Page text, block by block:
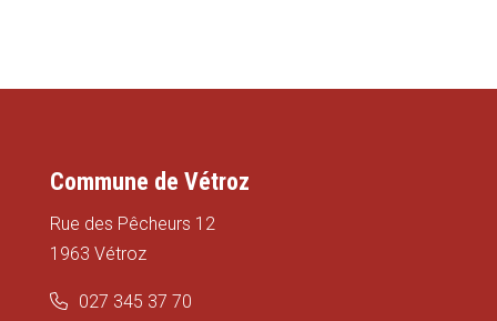
Commune de Vétroz
Rue des Pêcheurs 12
1963 Vétroz
027 345 37 70